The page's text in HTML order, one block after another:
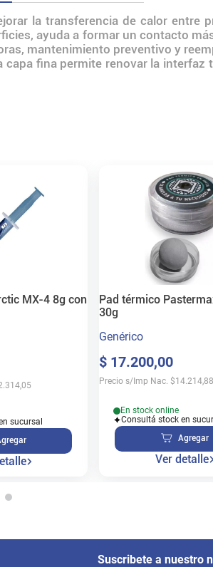
la transferencia de calor entre
ayuda a formar un contacto
mantenimiento preventivo y
fina permite renovar la
MX-4 8g con
sucursal
Pad térmico
30g
Genérico
$ 17.200,00
Precio s/Imp Nac. $14.214,88
En stock online
Consultá stock en
Agregar
Ver detalle
Suscribete a nuestro